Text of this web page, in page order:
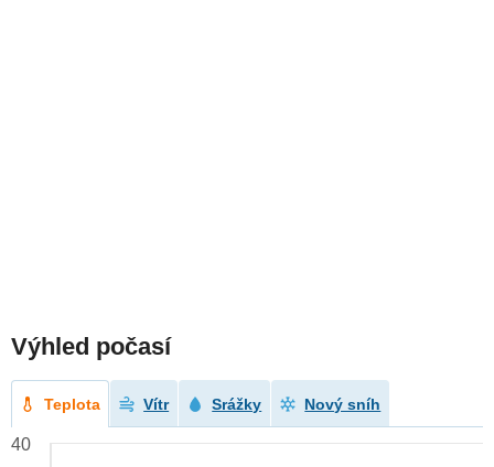
Výhled počasí
Teplota Vítr Srážky Nový sníh
40